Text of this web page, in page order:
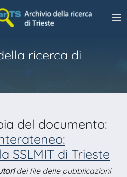
ricerca di
del documento:
SSLMIT di Trieste
dei file delle pubblicazioni